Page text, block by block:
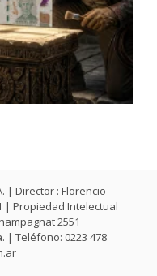
| Director : Florencio
| Propiedad Intelectual
2551
| Teléfono: 0223 478